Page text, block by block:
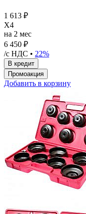
1 613 ₽
X4
на 2 мес
6 450 ₽
/с НДС • 22%
Добавить в корзину